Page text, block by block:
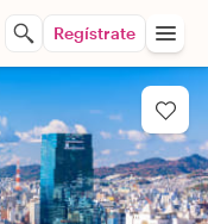
Regístrate